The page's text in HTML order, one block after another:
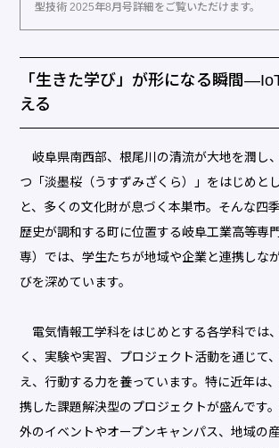
型技術 2025年8月号詳細をご覧いただけます。
「生きた学び」が形になる瞬間
える
岐阜県南西部、根尾川の清流が大地を潤し
つ「淡墨桜（うすずみざくら）」をはじめと
と、多くの文化財が息づく本巣市。そんな四
歴史が調和する町に位置する岐阜工業高等専
専）では、学生たちが地域や企業と連携しな
びを深めています。
電気情報工学科をはじめとする各学科では
く、実験や実習、プロジェクト活動を通じて
え、行動する力を養っています。特に近年は
携した課題解決型のプロジェクトが盛んです
外のイベントやオープンキャンパス、地域の